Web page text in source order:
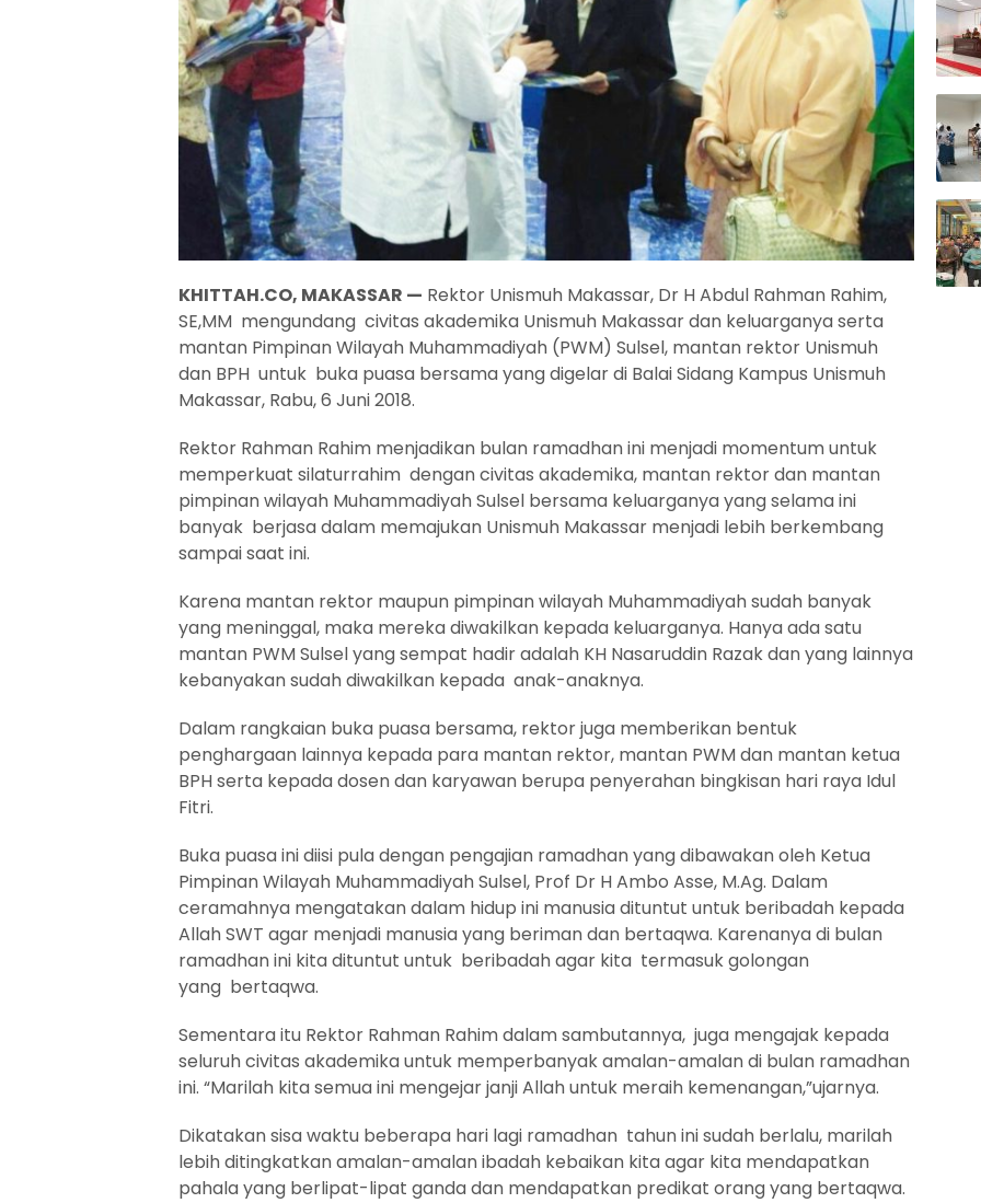
KHITTAH.CO, MAKASSAR — Rektor Unismuh Makassar, Dr H Abdul Rahman Rahim,
SE,MM mengundang civitas akademika Unismuh Makassar dan keluarganya serta
mantan Pimpinan Wilayah Muhammadiyah (PWM) Sulsel, mantan rektor Unismuh
dan BPH untuk buka puasa bersama yang digelar di Balai Sidang Kampus Unismuh
Makassar, Rabu, 6 Juni 2018.
Rektor Rahman Rahim menjadikan bulan ramadhan ini menjadi momentum untuk
memperkuat silaturrahim dengan civitas akademika, mantan rektor dan mantan
pimpinan wilayah Muhammadiyah Sulsel bersama keluarganya yang selama ini
banyak berjasa dalam memajukan Unismuh Makassar menjadi lebih berkembang
sampai saat ini.
Karena mantan rektor maupun pimpinan wilayah Muhammadiyah sudah banyak
yang meninggal, maka mereka diwakilkan kepada keluarganya. Hanya ada satu
mantan PWM Sulsel yang sempat hadir adalah KH Nasaruddin Razak dan yang lainnya
kebanyakan sudah diwakilkan kepada anak-anaknya.
Dalam rangkaian buka puasa bersama, rektor juga memberikan bentuk
penghargaan lainnya kepada para mantan rektor, mantan PWM dan mantan ketua
BPH serta kepada dosen dan karyawan berupa penyerahan bingkisan hari raya Idul
Fitri.
Buka puasa ini diisi pula dengan pengajian ramadhan yang dibawakan oleh Ketua
Pimpinan Wilayah Muhammadiyah Sulsel, Prof Dr H Ambo Asse, M.Ag. Dalam
ceramahnya mengatakan dalam hidup ini manusia dituntut untuk beribadah kepada
Allah SWT agar menjadi manusia yang beriman dan bertaqwa. Karenanya di bulan
ramadhan ini kita dituntut untuk beribadah agar kita termasuk golongan
yang bertaqwa.
Sementara itu Rektor Rahman Rahim dalam sambutannya, juga mengajak kepada
seluruh civitas akademika untuk memperbanyak amalan-amalan di bulan ramadhan
ini. “Marilah kita semua ini mengejar janji Allah untuk meraih kemenangan,”ujarnya.
Dikatakan sisa waktu beberapa hari lagi ramadhan tahun ini sudah berlalu, marilah
lebih ditingkatkan amalan-amalan ibadah kebaikan kita agar kita mendapatkan
pahala yang berlipat-lipat ganda dan mendapatkan predikat orang yang bertaqwa.